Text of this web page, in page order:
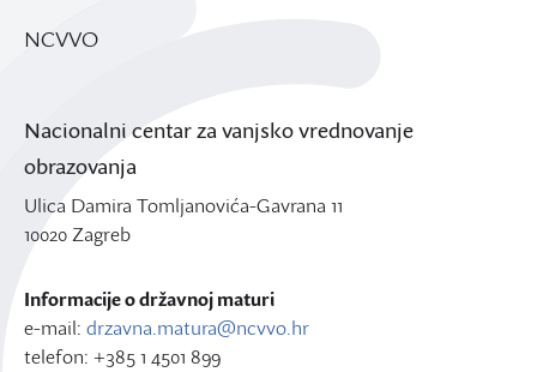
NCVVO
Nacionalni centar za vanjsko vrednovanje
obrazovanja
Ulica Damira Tomljanovića-Gavrana 11
10020 Zagreb
Informacije o državnoj maturi
e-mail: drzavna.matura@ncvvo.hr
telefon: +385 1 4501 899